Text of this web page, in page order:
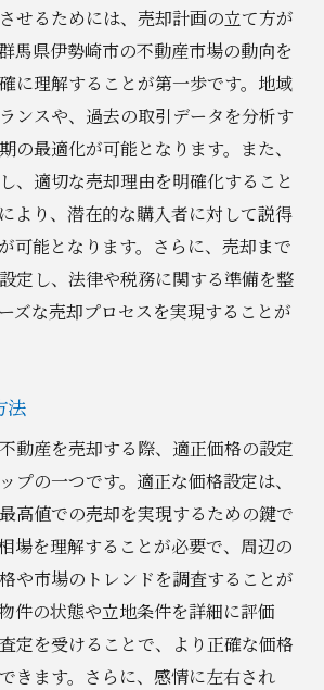
せるためには、売却計画の立て方が
馬県伊勢崎市の不動産市場の動向を
に理解することが第一歩です。地域
ンスや、過去の取引データを分析す
の最適化が可能となります。また、
、適切な売却理由を明確化すること
より、潜在的な購入者に対して説得
可能となります。さらに、売却まで
定し、法律や税務に関する準備を整
ズな売却プロセスを実現することが
法
動産を売却する際、適正価格の設定
プの一つです。適正な価格設定は、
高値での売却を実現するための鍵で
場を理解することが必要で、周辺の
や市場のトレンドを調査することが
件の状態や立地条件を詳細に評価
定を受けることで、より正確な価格
きます。さらに、感情に左右され